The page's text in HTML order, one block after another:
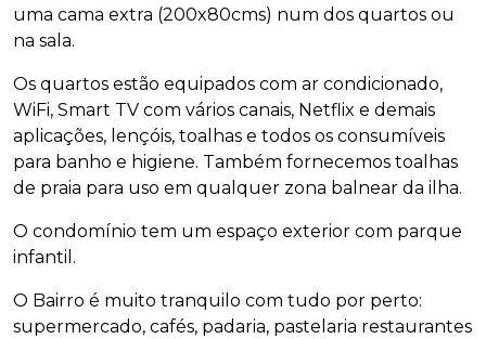
uma cama extra (200x80cms) num dos quartos ou
na sala.
Os quartos estão equipados com ar condicionado,
WiFi, Smart TV com vários canais, Netflix e demais
aplicações, lençóis, toalhas e todos os consumíveis
para banho e higiene. Também fornecemos toalhas
de praia para uso em qualquer zona balnear da ilha.
O condomínio tem um espaço exterior com parque
infantil.
O Bairro é muito tranquilo com tudo por perto:
supermercado, cafés, padaria, pastelaria restaurantes